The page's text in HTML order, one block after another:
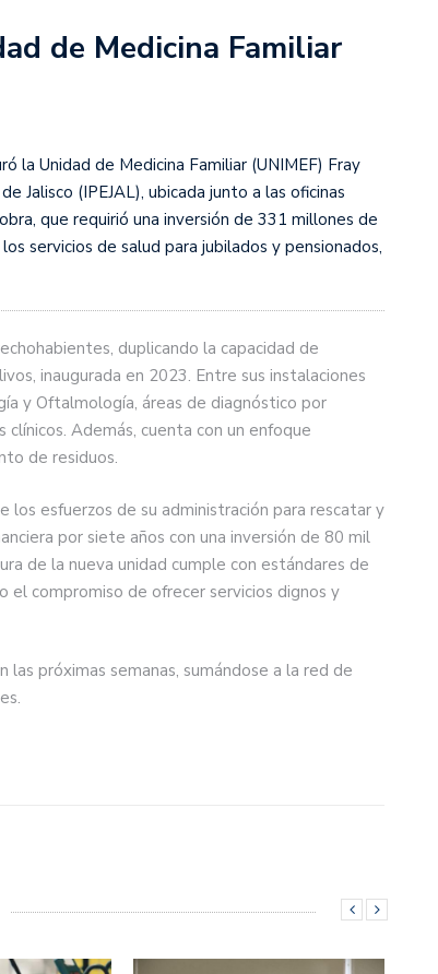
de Medicina Familiar
la Unidad de Medicina Familiar (UNIMEF) Fray
(IPEJAL), ubicada junto a las oficinas
que requirió una inversión de 331 millones de
servicios de salud para jubilados y pensionados,
duplicando la capacidad de
inaugurada en 2023. Entre sus instalaciones
y Oftalmología, áreas de diagnóstico por
Además, cuenta con un enfoque
de residuos.
esfuerzos de su administración para rescatar y
por siete años con una inversión de 80 mil
de la nueva unidad cumple con estándares de
el compromiso de ofrecer servicios dignos y
próximas semanas, sumándose a la red de